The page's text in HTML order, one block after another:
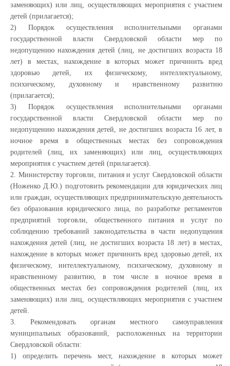
заменяющих) или лиц, осуществляющих мероприятия с участием
детей (прилагается);
2) Порядок осуществления исполнительными органами
государственной власти Свердловской области мер по
недопущению нахождения детей (лиц, не достигших возраста 18
лет) в местах, нахождение в которых может причинить вред
здоровью детей, их физическому, интеллектуальному,
психическому, духовному и нравственному развитию
(прилагается);
3) Порядок осуществления исполнительными органами
государственной власти Свердловской области мер по
недопущению нахождения детей, не достигших возраста 16 лет, в
ночное время в общественных местах без сопровождения
родителей (лиц, их заменяющих) или лиц, осуществляющих
мероприятия с участием детей (прилагается).
2. Министерству торговли, питания и услуг Свердловской области
(Ноженко Д.Ю.) подготовить рекомендации для юридических лиц
или граждан, осуществляющих предпринимательскую деятельность
без образования юридического лица, по разработке регламентов
предприятий торговли, общественного питания и услуг по
соблюдению требований законодательства в части недопущения
нахождения детей (лиц, не достигших возраста 18 лет) в местах,
нахождение в которых может причинить вред здоровью детей, их
физическому, интеллектуальному, психическому, духовному и
нравственному развитию, в том числе в ночное время в
общественных местах без сопровождения родителей (лиц, их
заменяющих) или лиц, осуществляющих мероприятия с участием
детей.
3. Рекомендовать органам местного самоуправления
муниципальных образований, расположенных на территории
Свердловской области:
1) определить перечень мест, нахождение в которых может